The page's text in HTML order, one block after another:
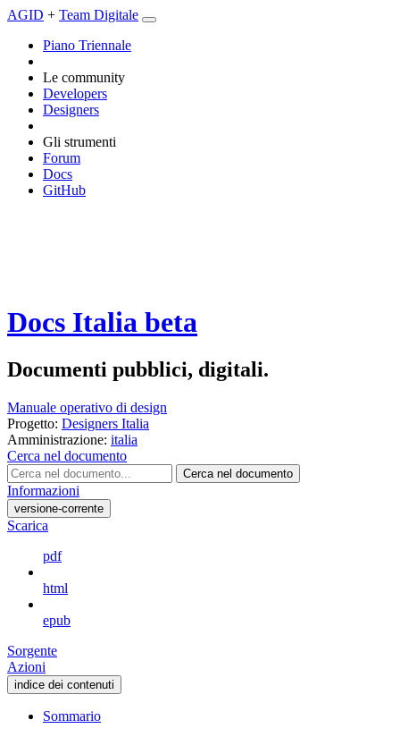
AGID + Team Digitale
Piano Triennale
Le community
Developers
Designers
Gli strumenti
Forum
Docs
GitHub
Docs Italia beta
Documenti pubblici, digitali.
Manuale operativo di design
Progetto: Designers Italia
Amministrazione: italia
Cerca nel documento
Cerca nel documento
Informazioni
versione-corrente
Scarica
pdf
html
epub
Sorgente
Azioni
indice dei contenuti
Sommario